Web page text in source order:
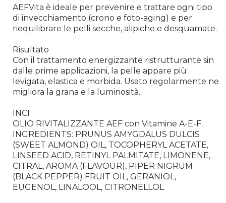
AEFVita è ideale per prevenire e trattare ogni tipo
di invecchiamento (crono e foto-aging) e per
riequilibrare le pelli secche, alipiche e desquamate.
Risultato
Con il trattamento energizzante ristrutturante sin
dalle prime applicazioni, la pelle appare più
levigata, elastica e morbida. Usato regolarmente ne
migliora la grana e la luminosità.
INCI
OLIO RIVITALIZZANTE AEF con Vitamine A-E-F:
INGREDIENTS: PRUNUS AMYGDALUS DULCIS
(SWEET ALMOND) OIL, TOCOPHERYL ACETATE,
LINSEED ACID, RETINYL PALMITATE, LIMONENE,
CITRAL, AROMA (FLAVOUR), PIPER NIGRUM
(BLACK PEPPER) FRUIT OIL, GERANIOL,
EUGENOL, LINALOOL, CITRONELLOL